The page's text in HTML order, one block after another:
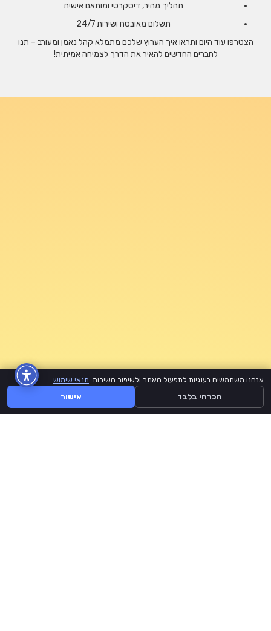
תהליך מהיר, דיסקרטי ומותאם אישית
תשלום מאובטח ושירות 24/7
הצטרפו עוד היום ותראו איך הערוץ שלכם מתמלא קהל נאמן ומעורב – תנו
לחברים החדשים להאיר את הדרך לצמיחה אמיתית!
אנחנו משתמשים בעוגיות לתפעול האתר ולשיפור השירות. תנאי שימוש
הכרחי בלבד אישור